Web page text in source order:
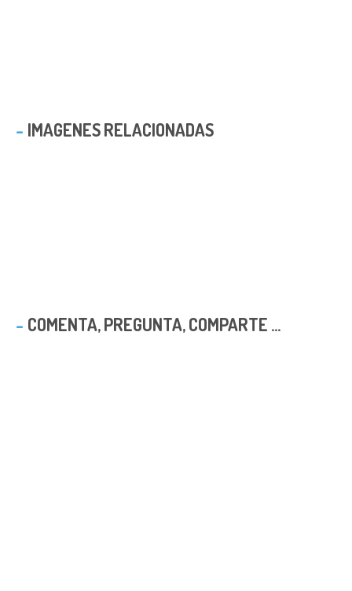
IMAGENES RELACIONADAS
COMENTA, PREGUNTA, COMPARTE ...